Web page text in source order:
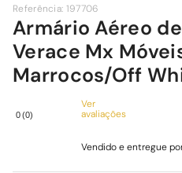
Referência: 197706
Armário Aéreo
Verace Mx
Marrocos/Off
0(0)
Ver
avaliações
Vendido e entregue